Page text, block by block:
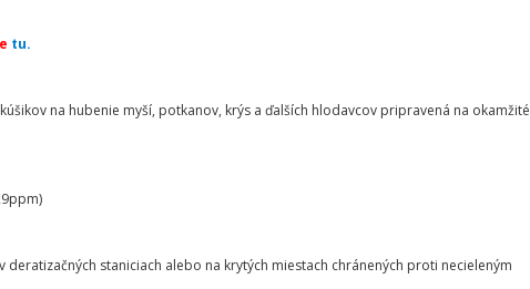
tu.
na hubenie myší, potkanov, krýs a ďalších hlodavcov pripravená na okamžité
deratizačných staniciach alebo na krytých miestach chránených proti necieleným